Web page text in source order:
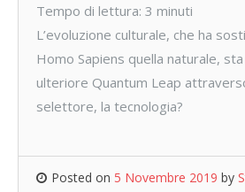
Tempo di lettura: 3 minuti
L’evoluzione culturale, che ha
Homo Sapiens quella naturale,
ulteriore Quantum Leap
selettore, la tecnologia?
Posted on 5 Novembre 2019 by